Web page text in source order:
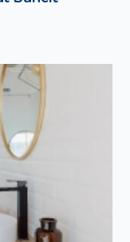
minyak wijen
masih dalam
bombay hingga
tuna kaleng dan
bawang mombay
Aduk semua
plastik wrap.
Masukkan 1 sdm